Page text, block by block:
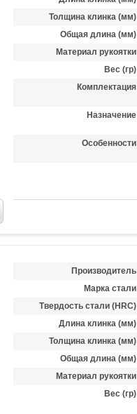
Толщина клинка (мм)
Общая длина (мм)
Материал рукоятки
Вес (гр)
Комплектация
Назначение
Особенности
Производитель
Марка стали
Твердость стали (HRC)
Длина клинка (мм)
Толщина клинка (мм)
Общая длина (мм)
Материал рукоятки
Вес (гр)